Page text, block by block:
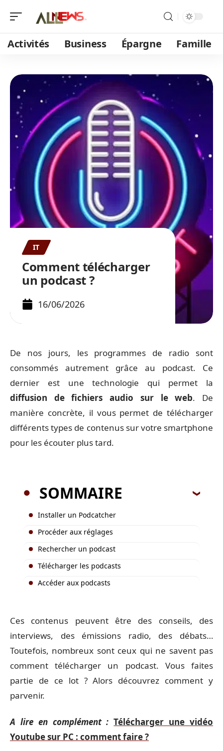
Activités Business Épargne Famille
IT
Comment télécharger
un podcast ?
16/06/2026
De nos jours, les programmes de radio sont
consommés autrement grâce au podcast. Ce
dernier est une technologie qui permet la
diffusion de fichiers audio sur le web. De
manière concrète, il vous permet de télécharger
différents types de contenus sur votre smartphone
pour les écouter plus tard.
SOMMAIRE
Installer un Podcatcher
Procéder aux réglages
Rechercher un podcast
Télécharger les podcasts
Accéder aux podcasts
Ces contenus peuvent être des conseils, des
interviews, des émissions radio, des débats…
Toutefois, nombreux sont ceux qui ne savent pas
comment télécharger un podcast. Vous faites
partie de ce lot ? Alors découvrez comment y
parvenir.
A lire en complément : Télécharger une vidéo
Youtube sur PC : comment faire ?